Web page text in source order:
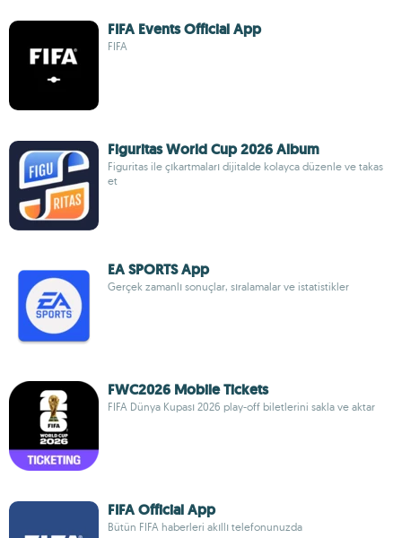
FIFA Events Official App
FIFA
Figuritas World Cup 2026 Album
Figuritas ile çıkartmaları dijitalde kolayca düzenle ve takas
et
EA SPORTS App
Gerçek zamanlı sonuçlar, sıralamalar ve istatistikler
FWC2026 Mobile Tickets
FIFA Dünya Kupası 2026 play-off biletlerini sakla ve aktar
FIFA Official App
Bütün FIFA haberleri akıllı telefonunuzda